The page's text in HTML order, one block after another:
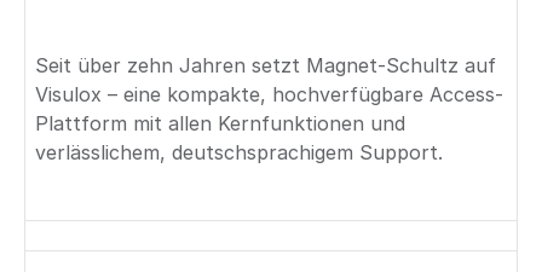
Seit über zehn Jahren setzt Magnet-Schultz auf
Visulox – eine kompakte, hochverfügbare Access-
Plattform mit allen Kernfunktionen und
verlässlichem, deutschsprachigem Support.